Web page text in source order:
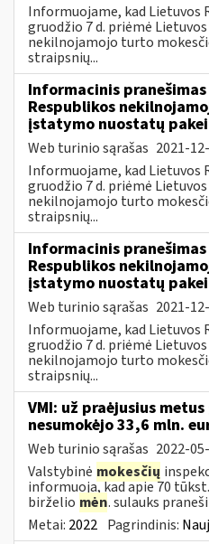
Informuojame, kad Lietuvos
gruodžio 7 d. priėmė
nekilnojamojo turto
straipsnių...
Informacinis
Respublikos
įstatymo nuostatų
Web turinio sąrašas 2021-
Informuojame, kad Lietuvos
gruodžio 7 d. priėmė
nekilnojamojo turto
straipsnių...
Informacinis
Respublikos
įstatymo nuostatų
Web turinio sąrašas 2021-
Informuojame, kad Lietuvos
gruodžio 7 d. priėmė
nekilnojamojo turto
straipsnių...
VMI: už praėjusius
nesumokėjo 33,6 mln.
Web turinio sąrašas 2022-
Valstybinė mokesčių
informuoja, kad apie 70
birželio mėn. sulauks
Metai: 2022 Pagrindinis: